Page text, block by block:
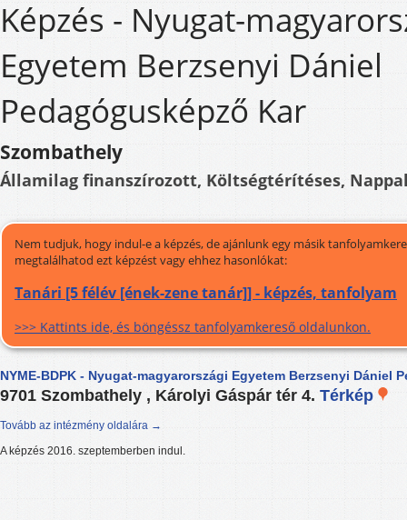
Képzés - Nyugat-
Egyetem Berzsenyi Dániel
Pedagógusképző Kar
Szombathely
Államilag finanszírozott, Költségtérítéses,
Nem tudjuk, hogy indul-e a képzés, de ajánlunk egy másik
megtalálhatod ezt képzést vagy ehhez hasonlókat:
Tanári [5 félév [ének-zene tanár]] - képzés, tanfolyam
>>> Kattints ide, és böngéssz tanfolyamkereső oldalunkon.
NYME-BDPK - Nyugat-magyarországi Egyetem Berzsenyi Dániel
9701 Szombathely , Károlyi Gáspár tér 4. Térkép
Tovább az intézmény oldalára →
A képzés 2016. szeptemberben indul.